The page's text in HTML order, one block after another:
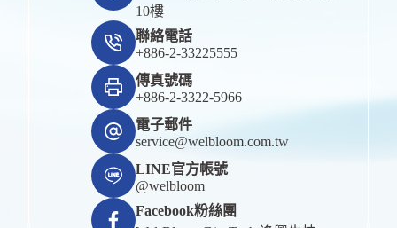
10樓
聯絡電話
+886-2-33225555
傳真號碼
+886-2-3322-5966
電子郵件
service@welbloom.com.tw
LINE官方帳號
@welbloom
Facebook粉絲團